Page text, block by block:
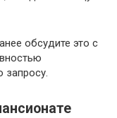
обсудите это с
запросу.